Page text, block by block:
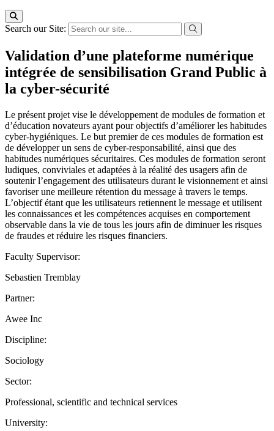
Search our Site:
Validation d’une plateforme numérique
intégrée de sensibilisation Grand Public à
la cyber-sécurité
Le présent projet vise le développement de modules de formation et
d’éducation novateurs ayant pour objectifs d’améliorer les habitudes
cyber-hygiéniques. Le but premier de ces modules de formation est
de développer un sens de cyber-responsabilité, ainsi que des
habitudes numériques sécuritaires. Ces modules de formation seront
ludiques, conviviales et adaptées à la réalité des usagers afin de
soutenir l’engagement des utilisateurs durant le visionnement et ainsi
favoriser une meilleure rétention du message à travers le temps.
L’objectif étant que les utilisateurs retiennent le message et utilisent
les connaissances et les compétences acquises en comportement
observable dans la vie de tous les jours afin de diminuer les risques
de fraudes et réduire les risques financiers.
Faculty Supervisor:
Sebastien Tremblay
Partner:
Awee Inc
Discipline:
Sociology
Sector:
Professional, scientific and technical services
University: